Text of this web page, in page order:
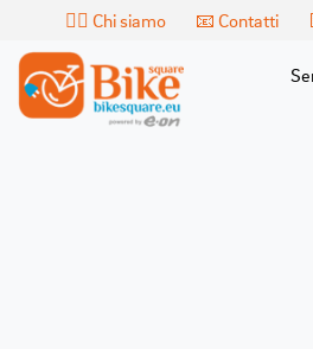
🙎‍♂️ Chi siamo 📧 Contatti